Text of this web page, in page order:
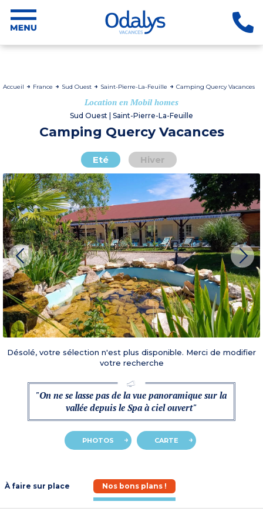
Accueil France Sud Ouest Saint-Pierre-La-Feuille Camping Quercy Vacances
Location en Mobil homes
Sud Ouest | Saint-Pierre-La-Feuille
Camping Quercy Vacances
Eté Hiver
Désolé, votre sélection n'est plus disponible. Merci de modifier
votre recherche
"On ne se lasse pas de la vue panoramique sur la
vallée depuis le Spa à ciel ouvert"
PHOTOS CARTE
À faire sur place Nos bons plans !